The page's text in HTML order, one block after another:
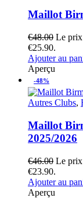
Maillot
€48.00 Le
€25.90.
Ajouter au
Aperçu
-48%
Autres Clubs,
Maillot
2025/2026
€46.00 Le
€23.90.
Ajouter au
Aperçu